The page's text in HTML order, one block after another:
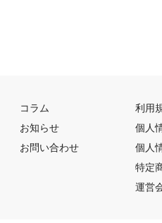
コラム
お知らせ
お問い合わせ
利用
個人
個人
特定
運営